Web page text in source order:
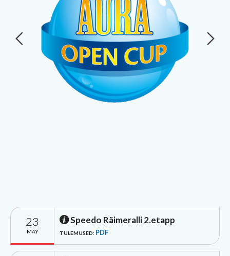
23
MAY
Speedo Räimeralli 2.etapp
TULEMUSED: PDF